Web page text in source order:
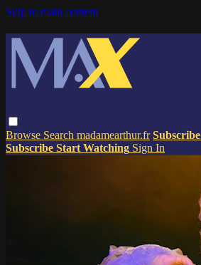
Skip to main content
Browse Search madamearthur.fr Subscribe
Subscribe Start Watching Sign In